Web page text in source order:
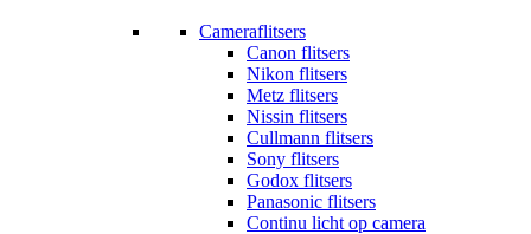
Cameraflitsers
Canon flitsers
Nikon flitsers
Metz flitsers
Nissin flitsers
Cullmann flitsers
Sony flitsers
Godox flitsers
Panasonic flitsers
Continu licht op camera